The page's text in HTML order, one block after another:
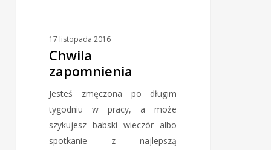
17 listopada 2016
Chwila
zapomnienia
Jesteś zmęczona po długim
tygodniu w pracy, a może
szykujesz babski wieczór albo
spotkanie z najlepszą